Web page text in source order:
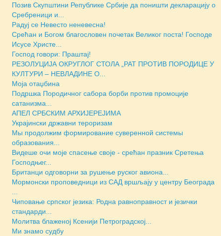
Позив Скупштини Републике Србије да поништи декларацију о
Сребреници и...
Радуј се Невесто неневесна!
Срећан и Богом благословен почетак Великог поста! Господе
Исусе Христе...
Господ говори: Праштај!
РЕЗОЛУЦИЈА ОКРУГЛОГ СТОЛА „РАТ ПРОТИВ ПОРОДИЦЕ У
КУЛТУРИ – НЕВЛАДИНЕ О...
Моја отаџбина
Подршка Породичног сабора борби против промоције
сатанизма...
АПЕЛ СРБСКИМ АРХИЈЕРЕЈИМА
Украјински државни тероризам
Мы продолжим формирование суверенной системы
образования...
Видеше очи моје спасење своје - срећан празник Сретења
Господњег...
Британци одговорни за рушење руског авиона...
Мормонски проповедници из САД вршљају у центру Београда
...
Чиповање српског језика: Родна равноправност и језички
стандарди...
Молитва блаженој Ксенији Петроградској...
Ми знамо судбу